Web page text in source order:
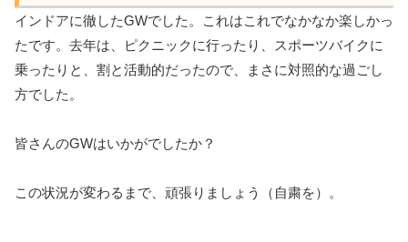
インドアに徹したGWでした。これはこれでなかなか楽しかっ
たです。去年は、ピクニックに行ったり、スポーツバイクに
乗ったりと、割と活動的だったので、まさに対照的な過ごし
方でした。
皆さんのGWはいかがでしたか？
この状況が変わるまで、頑張りましょう（自粛を）。